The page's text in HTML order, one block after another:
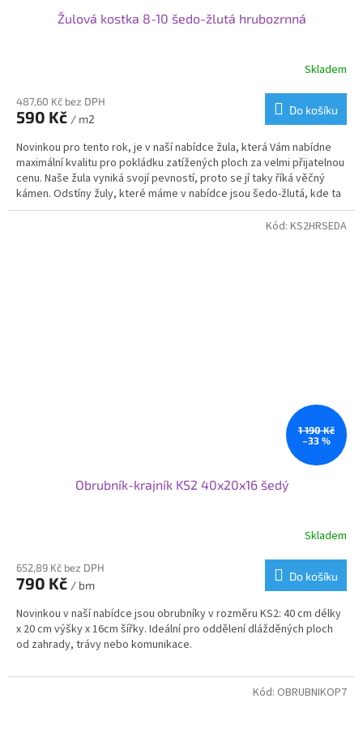
Žulová kostka 8-10 šedo-žlutá hrubozrnná
produktu
je
z
5
hvězdiček.
Skladem
487,60 Kč bez DPH
590 Kč / m2
Do košíku
Novinkou pro tento rok, je v naší nabídce žula, která Vám nabídne
maximální kvalitu pro pokládku zatížených ploch za velmi přijatelnou
cenu. Naše žula vyniká svojí pevností, proto se jí taky říká věčný
kámen. Odstíny žuly, které máme v nabídce jsou šedo-žlutá, kde ta
žlutá je formou melíru, díky kterému Vám vznikne krásná mozaika.
Svoje využití najde žulová kostka od nás na příjezdových cestách,
1 190 Kč
–33 %
Obrubník-krajník KS2 40x20x16 šedý
Skladem
652,89 Kč bez DPH
790 Kč / bm
Do košíku
Novinkou v naší nabídce jsou obrubníky v rozměru KS2: 40 cm délky
x 20 cm výšky x 16cm šířky. Ideální pro oddělení dlážděných ploch
od zahrady, trávy nebo komunikace.
Kód: KS2HRSEDA
Kód: OBRUBNIKOP7